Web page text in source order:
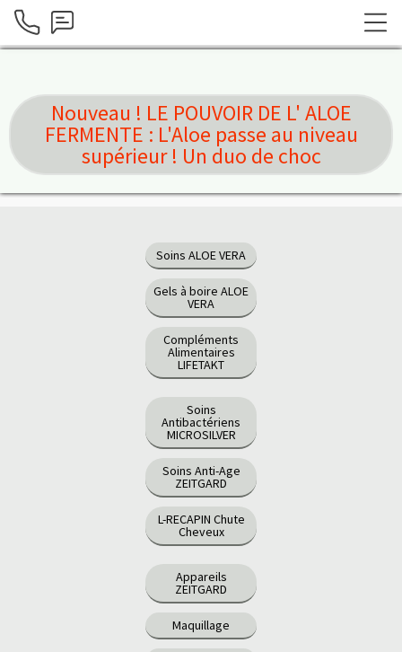
Nouveau ! LE POUVOIR DE L' ALOE
FERMENTE : L'Aloe passe au niveau
supérieur ! Un duo de choc
Soins ALOE VERA
Gels à boire ALOE
VERA
Compléments
Alimentaires
LIFETAKT
Soins
Antibactériens
MICROSILVER
Soins Anti-Age
ZEITGARD
L-RECAPIN Chute
Cheveux
Appareils
ZEITGARD
Maquillage